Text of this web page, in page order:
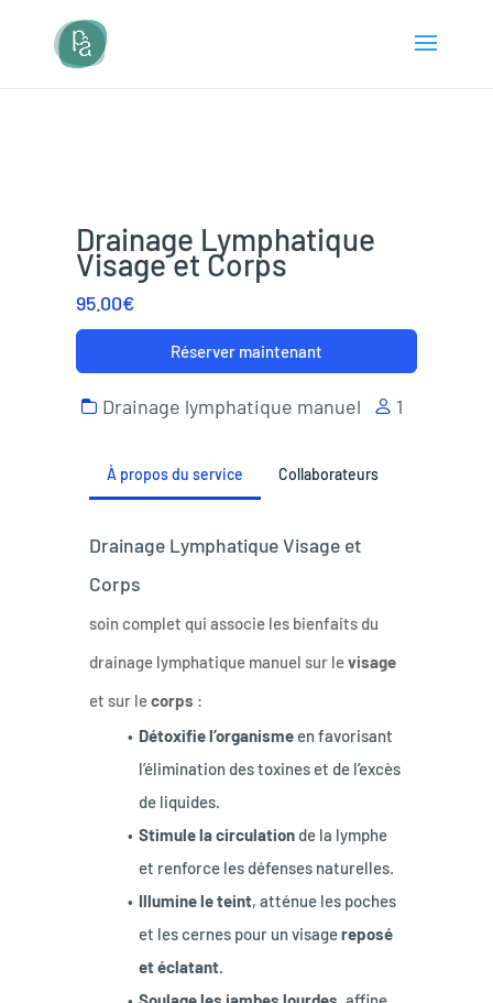
Drainage Lymphatique
Visage et Corps
95.00€
Réserver maintenant
Drainage lymphatique manuel 1
À propos du service Collaborateurs
Drainage Lymphatique Visage et
Corps
soin complet qui associe les bienfaits du
drainage lymphatique manuel sur le visage
et sur le corps :
Détoxifie l’organisme en favorisant
l’élimination des toxines et de l’excès
de liquides.
Stimule la circulation de la lymphe
et renforce les défenses naturelles.
Illumine le teint, atténue les poches
et les cernes pour un visage reposé
et éclatant.